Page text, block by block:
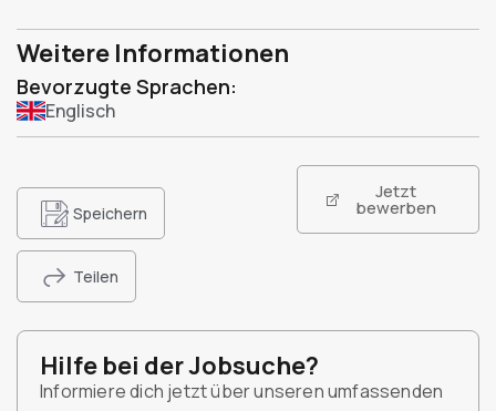
Weitere Informationen
Bevorzugte Sprachen:
Englisch
Speichern
Teilen
Jetzt
bewerben
Hilfe bei der Jobsuche?
Informiere dich jetzt über unseren umfassenden